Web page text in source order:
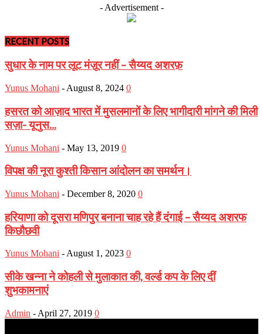
- Advertisement -
RECENT POSTS
सुधार के नाम पर लूट मंज़ूर नहीं – सैय्यद अशरफ़
Yunus Mohani - August 8, 2024 0
हसरत को आज़ाद भारत में मुसलमानों के लिए भागीदारी मांगने की मिली
सज़ा- यूनुस...
Yunus Mohani - May 13, 2019 0
विपक्ष की नूरा कुश्ती किसान आंदोलन का समर्थन।
Yunus Mohani - December 8, 2020 0
हरियाणा को दूसरा मणिपुर बनाना चाह रहे हैं दंगाई – सैय्यद अशरफ
किछौछवी
Yunus Mohani -August 1, 2023 0
सीके खन्ना ने कोहली से मुलाकात की, वर्ल्ड कप के लिए दीं
शुभकामनाएं
Admin - April 27, 2019 0